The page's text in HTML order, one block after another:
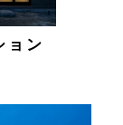
ン